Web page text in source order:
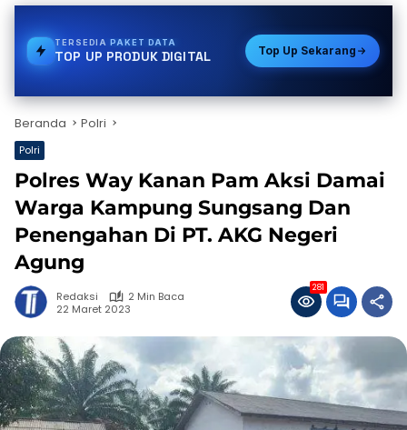
TERSEDIAVOUCHER GAME
TOP UP PRODUK DIGITAL Top Up Sekarang
Beranda Polri
Polri
Polres Way Kanan Pam Aksi Damai
Warga Kampung Sungsang Dan
Penengahan Di PT. AKG Negeri
Agung
Redaksi
2 Min Baca
22 Maret 2023
281